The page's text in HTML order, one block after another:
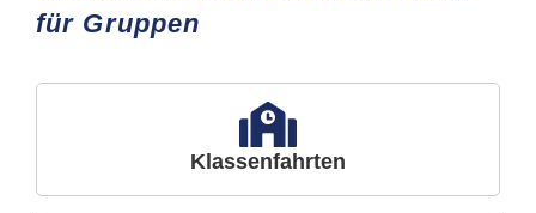
für Gruppen
Klassenfahrten